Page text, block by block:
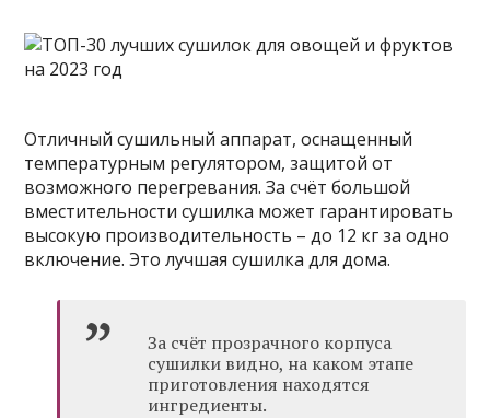
Отличный сушильный аппарат, оснащенный
температурным регулятором, защитой от
возможного перегревания. За счёт большой
вместительности сушилка может гарантировать
высокую производительность – до 12 кг за одно
включение. Это лучшая сушилка для дома.
За счёт прозрачного корпуса
сушилки видно, на каком этапе
приготовления находятся
ингредиенты.